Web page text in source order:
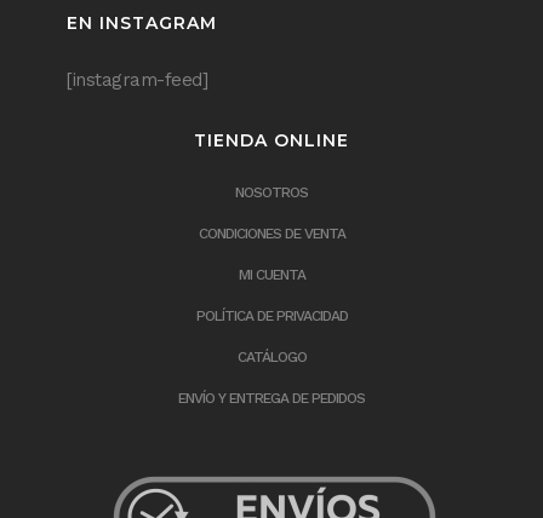
EN INSTAGRAM
[instagram-feed]
TIENDA ONLINE
NOSOTROS
CONDICIONES DE VENTA
MI CUENTA
POLÍTICA DE PRIVACIDAD
CATÁLOGO
ENVÍO Y ENTREGA DE PEDIDOS